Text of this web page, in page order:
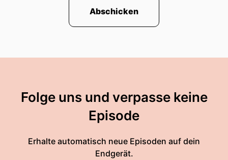
Abschicken
Folge uns und verpasse keine
Episode
Erhalte automatisch neue Episoden auf dein
Endgerät.